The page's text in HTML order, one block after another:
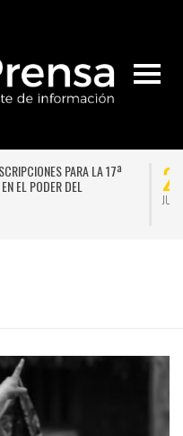
PARA LA 17ª
EL PODER DEL
JUL